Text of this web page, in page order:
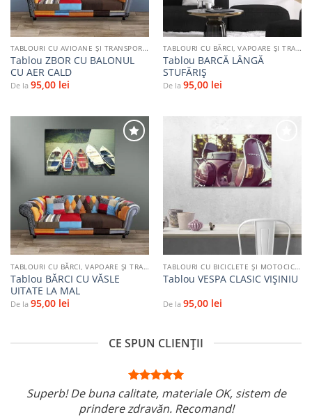
TABLOURI CU AVIOANE ȘI TRANSPORT AERIAN
Tablou ZBOR CU BALONUL
CU AER CALD
De la 95,00 lei
TABLOURI CU BĂRCI, VAPOARE ȘI TRANSPORT PE APĂ
Tablou BARCĂ LÂNGĂ
STUFĂRIȘ
De la 95,00 lei
Adaugă
favorite
TABLOURI CU BĂRCI, VAPOARE ȘI TRANSPORT PE APĂ
Tablou BĂRCI CU VĂSLE
UITATE LA MAL
De la 95,00 lei
Adaugă
TABLOURI CU BICICLETE ŞI MOTOCICLETE
Tablou VESPA CLASIC VIȘINIU
De la 95,00 lei
CE SPUN CLIENȚII
Superb! De buna calitate, materiale OK, sistem de
prindere zdravăn. Recomand!